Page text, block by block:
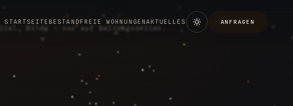
STARTSEITE BESTAND FREIE WOHNUNGEN AKTUELLES ANFRAGEN
Bild) — nur auf Beitragsseiten.